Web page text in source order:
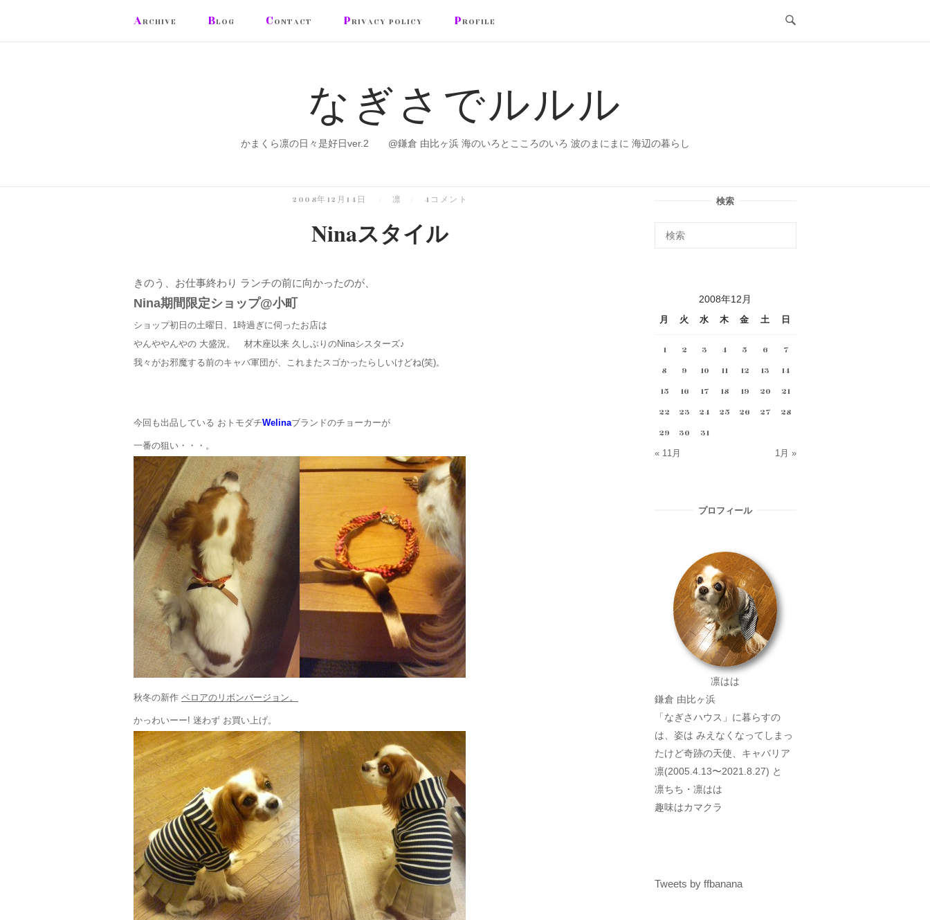
ARCHIVE BLOG CONTACT PRIVACY POLICY PROFILE
なぎさでルルル
かまくら凛の日々是好日ver.2 @鎌倉 由比ヶ浜 海のいろとこころのいろ 波のまにまに 海辺の暮らし
2008年12月14日 凛 4コメント
Ninaスタイル
きのう、お仕事終わり ランチの前に向かったのが、
Nina期間限定ショップ@小町
ショップ初日の土曜日、1時過ぎに伺ったお店は
やんややんやの 大盛況。 材木座以来 久しぶりのNinaシスターズ♪
我々がお邪魔する前のキャバ軍団が、これまたスゴかったらしいけどね(笑)。
今回も出品している おトモダチWelinaブランドのチョーカーが
一番の狙い・・・。
秋冬の新作 ベロアのリボンバージョン。
かっわいーー! 迷わず お買い上げ。
検索
2008年12月
月 火 水 木 金 土 日
1 2 3 4 5 6
7
8
9 10 11 12 13
14
15
16 17 18 19 20
21
22
23 24 25 26 27
28
29
30 31
« 11月 1月 »
プロフィール
凛はは
鎌倉 由比ヶ浜
「なぎさハウス」に暮らすの
は、姿は みえなくなってしまっ
たけど奇跡の天使、キャバリア
凛(2005.4.13〜2021.8.27) と
凛ちち・凛はは
趣味はカマクラ
Tweets by ffbanana